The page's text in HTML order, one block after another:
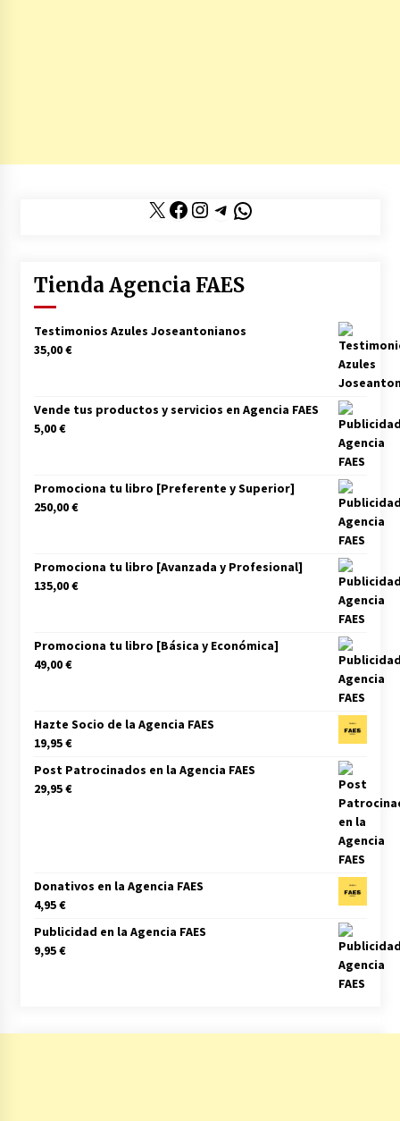
X Facebook
Instagram
Telegram
WhatsApp
Tienda Agencia FAES
Testimonios Azules Joseantonianos
35,00€
Vende tus productos y servicios en Agencia FAES
5,00€
Promociona tu libro [Preferente y Superior]
250,00€
Promociona tu libro [Avanzada y Profesional]
135,00€
Promociona tu libro [Básica y Económica]
49,00€
Hazte Socio de la Agencia FAES
19,95€
Post Patrocinados en la Agencia FAES
29,95€
Donativos en la Agencia FAES
4,95€
Publicidad en la Agencia FAES
9,95€